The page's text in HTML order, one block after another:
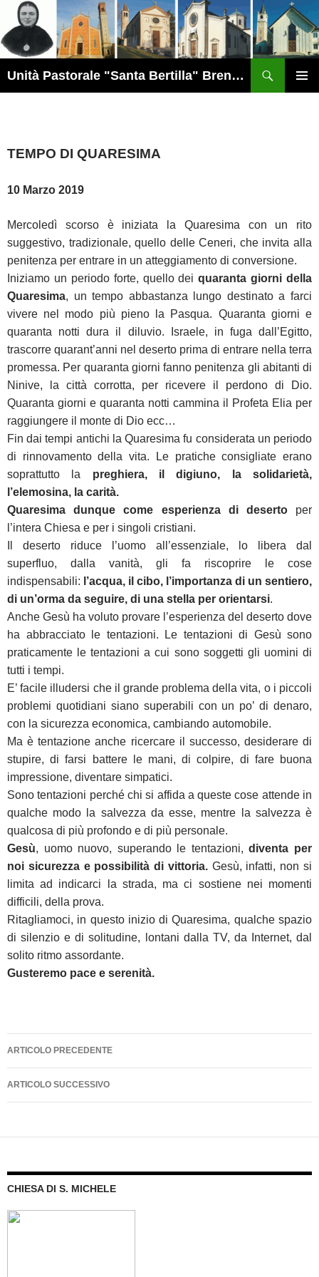
contenuto
Unità Pastorale "Santa Bertilla" Brendola
TEMPO DI QUARESIMA
10 Marzo 2019
Mercoledì scorso è iniziata la Quaresima con un rito
suggestivo, tradizionale, quello delle Ceneri, che invita alla
penitenza per entrare in un atteggiamento di conversione.
Iniziamo un periodo forte, quello deiquaranta giorni della
Quaresima, un tempo abbastanza lungo destinato a farci
vivere nel modo più pieno la Pasqua. Quaranta giorni e
quaranta notti dura il diluvio. Israele, in fuga dall’Egitto,
trascorre quarant’anni nel deserto prima di entrare nella terra
promessa. Per quaranta giorni fanno penitenza gli abitanti di
Ninive, la città corrotta, per ricevere il perdono di Dio.
Quaranta giorni e quaranta notti cammina il Profeta Elia per
raggiungere il monte di Dio ecc…
Fin dai tempi antichi la Quaresima fu considerata un periodo
di rinnovamento della vita. Le pratiche consigliate erano
soprattutto la preghiera, il digiuno, la solidarietà,
l’elemosina, la carità.
Quaresima dunque come esperienza
di desertoper
l’intera Chiesa e per i singoli cristiani.
Il deserto riduce l’uomo all’essenziale, lo libera dal
superfluo, dalla vanità, gli fa riscoprire le cose
indispensabili: l’acqua, il cibo, l’importanza di un sentiero,
di un’orma da seguire, di una stella per orientarsi.
Anche Gesù ha voluto provare l’esperienza del deserto dove
ha abbracciato le tentazioni. Le tentazioni di Gesù sono
praticamente le tentazioni a cui sono soggetti gli uomini di
tutti i tempi.
E’ facile illudersi che il grande problema della vita, o i piccoli
problemi quotidiani siano superabili con un po’ di denaro,
con la sicurezza economica, cambiando automobile.
Ma è tentazione anche ricercare il successo, desiderare di
stupire, di farsi battere le mani, di colpire, di fare buona
impressione, diventare simpatici.
Sono tentazioni perché chi si affida a queste cose attende in
qualche modo la salvezza da esse, mentre la salvezza è
qualcosa di più profondo e di più personale.
Gesù, uomo nuovo, superando le tentazioni,diventa per
noi sicurezza e possibilità di vittoria.Gesù, infatti, non si
limita ad indicarci la strada, ma ci sostiene nei momenti
difficili, della prova.
Ritagliamoci, in questo inizio di Quaresima, qualche spazio
di silenzio e di solitudine, lontani dalla TV, da Internet, dal
solito ritmo assordante.
Gusteremo pace e serenità.
Navigazione
articolo
ARTICOLO PRECEDENTE
ARTICOLO SUCCESSIVO
CHIESA DI S. MICHELE